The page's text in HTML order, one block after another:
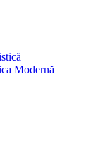
Modernă